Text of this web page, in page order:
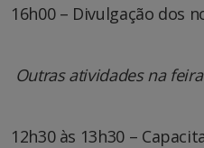
16h00 – Divulgação dos
Outras atividades na feira
12h30 às 13h30 –